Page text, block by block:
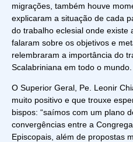
migrações, também houve
explicaram a situação de cada
do trabalho eclesial onde existe
falaram sobre os objetivos e
relembraram a importância do
Scalabriniana em todo o mundo.
O Superior Geral, Pe. Leonir
muito positivo e que trouxe
bispos: “saímos com um plano
convergências entre a
Episcopais, além de propostas